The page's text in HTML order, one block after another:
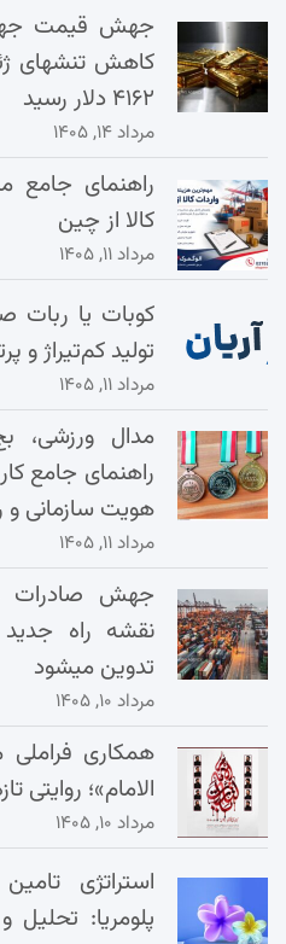
جهش قیمت
کاهش تنشهای
۴۱۶۲ دلار رسید
مرداد ۱۴, ۱۴۰۵
راهنمای جامع
کالا از چین
مرداد ۱۱, ۱۴۰۵
کوبات یا ربات
تولید کم‌تیراژ و
مرداد ۱۱, ۱۴۰۵
مدال ورزشی،
راهنمای جامع
هویت سازمانی و
مرداد ۱۱, ۱۴۰۵
جهش صادرات
نقشه راه
تدوین میشود
مرداد ۱۰, ۱۴۰۵
همکاری فراملی
الامام»؛ روایتی
مرداد ۱۰, ۱۴۰۵
استراتژی
پلومریا: